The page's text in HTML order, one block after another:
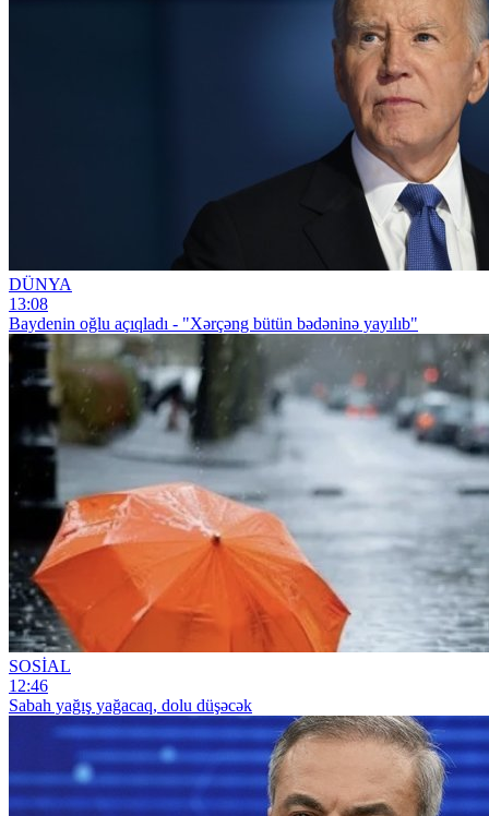
DÜNYA
13:08
Baydenin oğlu açıqladı - "Xərçəng bütün bədəninə yayılıb"
SOSİAL
12:46
Sabah yağış yağacaq, dolu düşəcək